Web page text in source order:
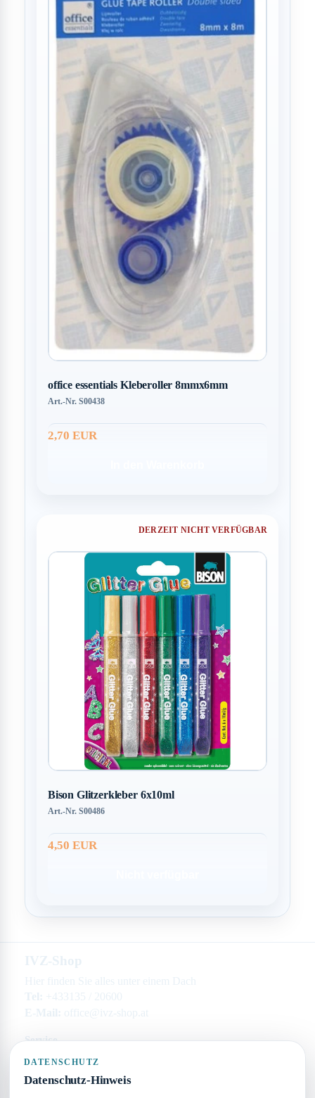
office essentials Kleberoller 8mmx6mm
Art.-Nr. S00438
2,70 EUR
DERZEIT NICHT VERFÜGBAR
Bison Glitzerkleber 6x10ml
Art.-Nr. S00486
4,50 EUR
E-Mail: office@ivz-shop.at
Service
Versand & Zahlung
Kontakt
DATENSCHUTZ
Datenschutz-Hinweis